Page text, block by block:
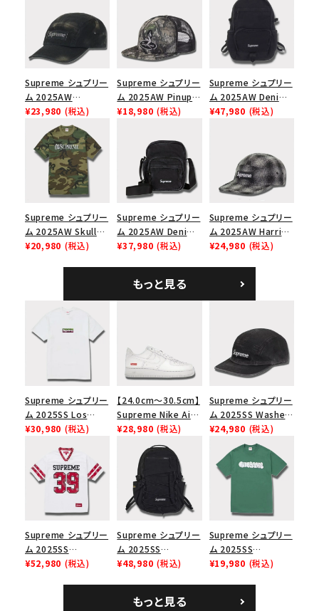
Supreme シュプリー
ム 2025AW
Overdyed Camp
Cap オーバーダイド
キャンプキャップ ブ
ラック
¥23,980 (税込)
Supreme シュプリー
ム 2025AW Pinup
Mesh Back 5-Panel
ュバック 5パネルキャ
ップ トゥルーティン
バーHTC フォールカ
¥18,980 (税込)
Supreme シュプリー
ム 2025AW Denim
Backpack デニム バ
¥47,980 (税込)
Supreme シュプリー
ム 2025AW Skull
Tee スカル Tシャ
¥20,980 (税込)
Supreme シュプリー
ム 2025AW Denim
Shoulder Bag デニ
¥37,980 (税込)
Supreme シュプリー
ム 2025AW Harris
Tweed Camp Cap
¥24,980 (税込)
もっと見る
Supreme シュプリー
ム 2025SS Los
Angeles Fire Relief
イヤーリリーフボック
スロゴTシャツ ホワ
イト 白
¥30,980 (税込)
【24.0cm～30.5cm】
Supreme Nike Air
Force 1 Low シュプ
リーム ナイキエアフォ
ース１スニーカー シ
ューズ ホワイト
¥28,980 (税込)
Supreme シュプリー
ム 2025SS Washed
Chino Twill Camp
Cap ウォッシュチノツ
イルキャンプキャップ
ブラック 黒
¥24,980 (税込)
Supreme シュプリー
ム 2025SS
Bandana Football
¥52,980 (税込)
Supreme シュプリー
ム 2025SS
Backpack バックパッ
¥48,980 (税込)
Supreme シュプリー
ム 2025SS
Homerun Tee ホー
¥19,980 (税込)
もっと見る